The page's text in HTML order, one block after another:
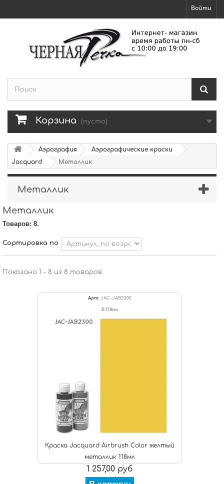
Войти
Корзина (пусто)
Аэрография
Аэрографические краски
Jacquard
Металлик
Металлик
Металлик
Товаров: 8.
Сортировка по
Показано 1 - 8 из 8 товаров
Арт: JAC-JAB2300
б.118мл
Краска Jacquard Airbrush Color желтый
металлик 118мл
1 257,00 руб